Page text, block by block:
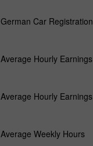
German Car Registration
Average Hourly Earnings
Average Hourly Earnings
Average Weekly Hours